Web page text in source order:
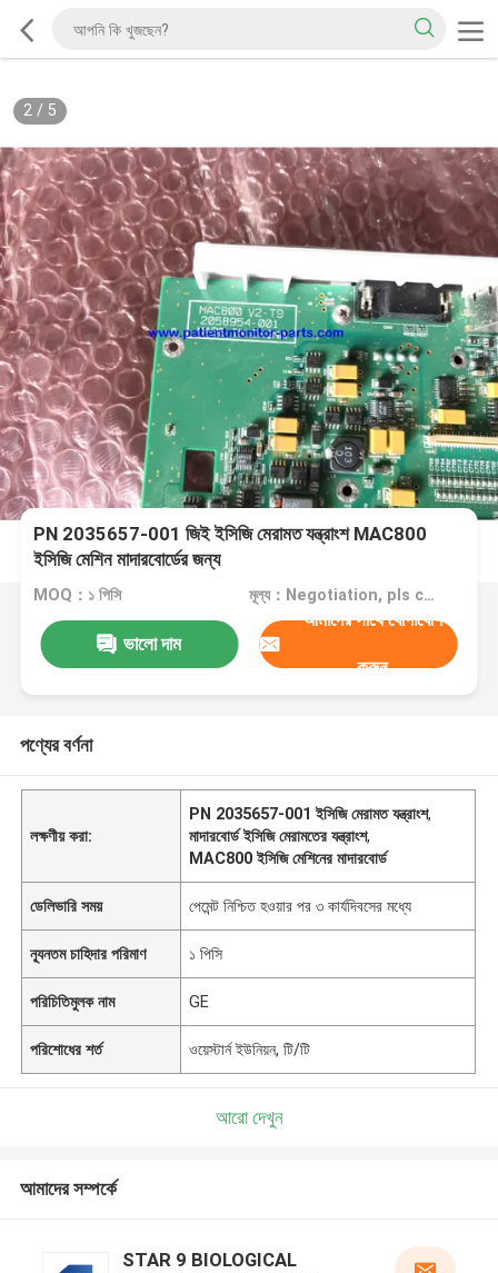
2/ 5
PN 2035657-001 জিই ইসিজি মেরামত যন্ত্রাংশ MAC800
ইসিজি মেশিন মাদারবোর্ডের জন্য
MOQ：১ পিসি মূল্য：Negotiation, pls contact me
ভালো দাম
আমাদের সাথে যোগাযোগ
করুন
পণ্যের বর্ণনা
লক্ষণীয় করা:
PN 2035657-001 ইসিজি মেরামত যন্ত্রাংশ,
মাদারবোর্ড ইসিজি মেরামতের যন্ত্রাংশ,
MAC800 ইসিজি মেশিনের মাদারবোর্ড
ডেলিভারি সময় পেমেন্ট নিশ্চিত হওয়ার পর ৩ কার্যদিবসের মধ্যে
ন্যূনতম চাহিদার পরিমাণ ১ পিসি
পরিচিতিমুলক নাম GE
পরিশোধের শর্ত ওয়েস্টার্ন ইউনিয়ন, টি/টি
আরো দেখুন
আমাদের সম্পর্কে
STAR 9 BIOLOGICAL